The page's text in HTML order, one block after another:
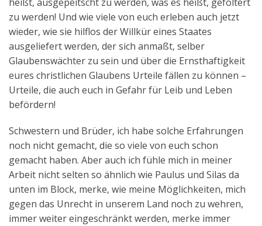
zu werden! Und wie viele von euch erleben auch jetzt
wieder, wie sie hilflos der Willkür eines Staates
ausgeliefert werden, der sich anmaßt, selber
Glaubenswächter zu sein und über die Ernsthaftigkeit
eures christlichen Glaubens Urteile fällen zu können –
Urteile, die auch euch in Gefahr für Leib und Leben
befördern!
Schwestern und Brüder, ich habe solche Erfahrungen
noch nicht gemacht, die so viele von euch schon
gemacht haben. Aber auch ich fühle mich in meiner
Arbeit nicht selten so ähnlich wie Paulus und Silas da
unten im Block, merke, wie meine Möglichkeiten, mich
gegen das Unrecht in unserem Land noch zu wehren,
immer weiter eingeschränkt werden, merke immer